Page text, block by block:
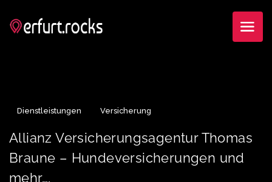
Allianz Versicherungsagentur
Braune – Hundeversicherungen und